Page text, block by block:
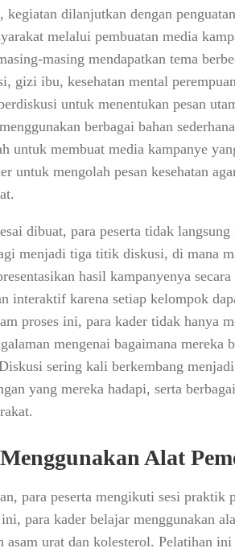
kegiatan dilanjutkan dengan
melalui pembuatan media
masing mendapatkan tema
gizi ibu, kesehatan mental
untuk menentukan pesan
berbagai bahan
untuk membuat media kampanye
untuk mengolah pesan kesehatan
dibuat, para peserta tidak
menjadi tiga titik diskusi, di mana
hasil kampanyenya
interaktif karena setiap kelompok
proses ini, para kader tidak hanya
mengenai bagaimana mereka
sering kali berkembang
yang mereka hadapi, serta
Alat
para peserta mengikuti sesi praktik
para kader belajar menggunakan
asam urat dan kolesterol. Pelatihan